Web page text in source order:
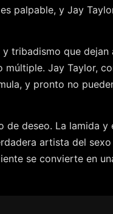
palpable, y Jay
tribadismo que dejan
Jay Taylor,
y pronto no
de deseo. La lamida y
artista del
se convierte en